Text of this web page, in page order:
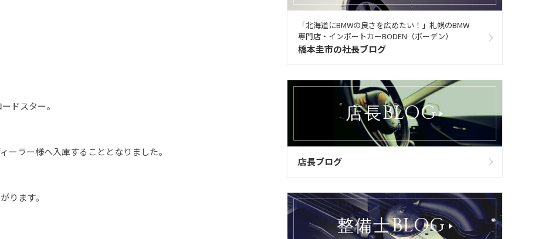
ドスター。
ーラー様へ入庫することとなりました。
ります。
「北海道にBMWの良さを広めたい！」札幌のBMW
専門店・インポートカーBODEN（ボーデン）
橋本圭市の社長ブログ
店長BLOG
店長ブログ
整備士BLOG